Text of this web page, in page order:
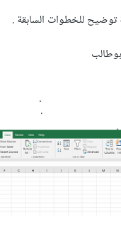
للخطوات السابقة .